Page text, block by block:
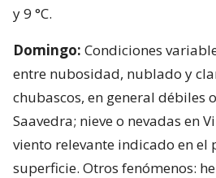
y 9 °C.
Domingo: Condiciones
entre nubosidad, nublado y
chubascos, en general débiles
Saavedra; nieve o nevadas en
viento relevante indicado en el
superficie. Otros fenómenos: